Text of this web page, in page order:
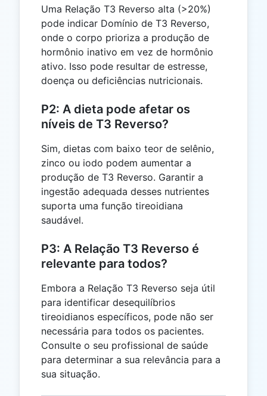
Uma Relação T3 Reverso alta (>20%)
pode indicar Domínio de T3 Reverso,
onde o corpo prioriza a produção de
hormônio inativo em vez de hormônio
ativo. Isso pode resultar de estresse,
doença ou deficiências nutricionais.
P2: A dieta pode afetar os
níveis de T3 Reverso?
Sim, dietas com baixo teor de selênio,
zinco ou iodo podem aumentar a
produção de T3 Reverso. Garantir a
ingestão adequada desses nutrientes
suporta uma função tireoidiana
saudável.
P3: A Relação T3 Reverso é
relevante para todos?
Embora a Relação T3 Reverso seja útil
para identificar desequilíbrios
tireoidianos específicos, pode não ser
necessária para todos os pacientes.
Consulte o seu profissional de saúde
para determinar a sua relevância para a
sua situação.